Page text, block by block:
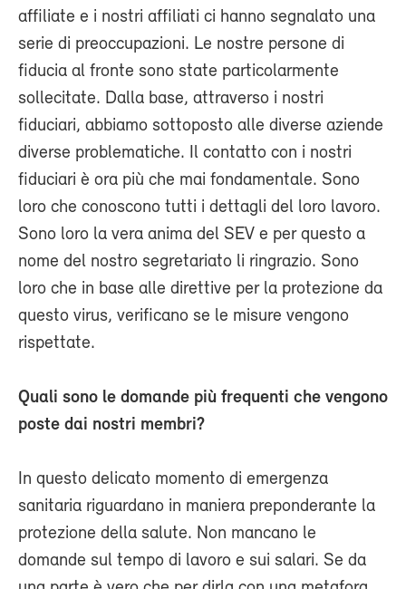
affiliate e i nostri affiliati ci hanno segnalato una
serie di preoccupazioni. Le nostre persone di
fiducia al fronte sono state particolarmente
sollecitate. Dalla base, attraverso i nostri
fiduciari, abbiamo sottoposto alle diverse aziende
diverse problematiche. Il contatto con i nostri
fiduciari è ora più che mai fondamentale. Sono
loro che conoscono tutti i dettagli del loro lavoro.
Sono loro la vera anima del SEV e per questo a
nome del nostro segretariato li ringrazio. Sono
loro che in base alle direttive per la protezione da
questo virus, verificano se le misure vengono
rispettate.
Quali sono le domande più frequenti che vengono
poste dai nostri membri?
In questo delicato momento di emergenza
sanitaria riguardano in maniera preponderante la
protezione della salute. Non mancano le
domande sul tempo di lavoro e sui salari. Se da